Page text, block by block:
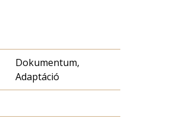
Dokumentum,
Adaptáció